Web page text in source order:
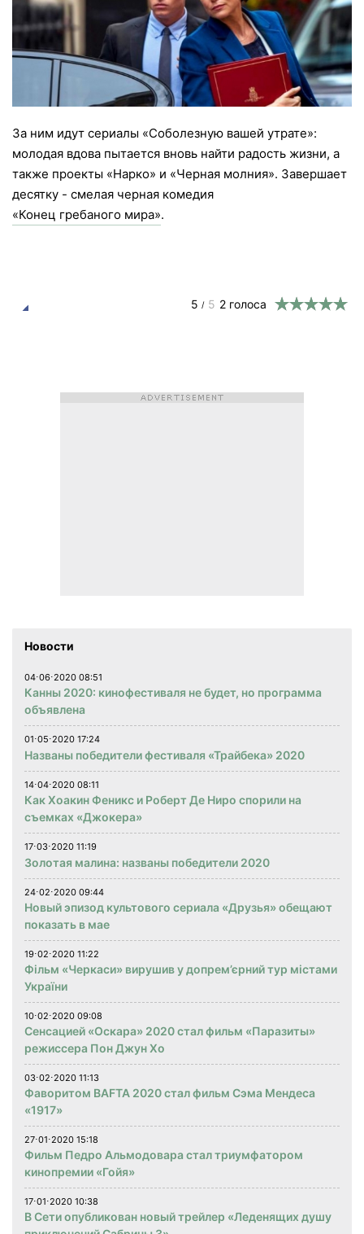
За ним идут сериалы «Соболезную вашей утрате»:
молодая вдова пытается вновь найти радость жизни, а
также проекты «Нарко» и «Черная молния». Завершает
десятку - смелая черная комедия
«Конец гребаного мира».
5 / 5 2 голоса
Новости
04⋅06⋅2020 08:51
Канны 2020: кинофестиваля не будет, но программа
объявлена
01⋅05⋅2020 17:24
Названы победители фестиваля «Трайбека» 2020
14⋅04⋅2020 08:11
Как Хоакин Феникс и Роберт Де Ниро спорили на
съемках «Джокера»
17⋅03⋅2020 11:19
Золотая малина: названы победители 2020
24⋅02⋅2020 09:44
Новый эпизод культового сериала «Друзья» обещают
показать в мае
19⋅02⋅2020 11:22
Фільм «Черкаси» вирушив у допрем’єрний тур містами
України
10⋅02⋅2020 09:08
Сенсацией «Оскара» 2020 стал фильм «Паразиты»
режиссера Пон Джун Хо
03⋅02⋅2020 11:13
Фаворитом BAFTA 2020 стал фильм Сэма Мендеса
«1917»
27⋅01⋅2020 15:18
Фильм Педро Альмодовара стал триумфатором
кинопремии «Гойя»
17⋅01⋅2020 10:38
В Сети опубликован новый трейлер «Леденящих душу